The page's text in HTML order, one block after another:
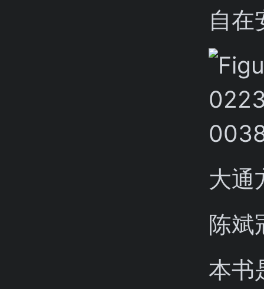
自在
大通
陈斌
本书